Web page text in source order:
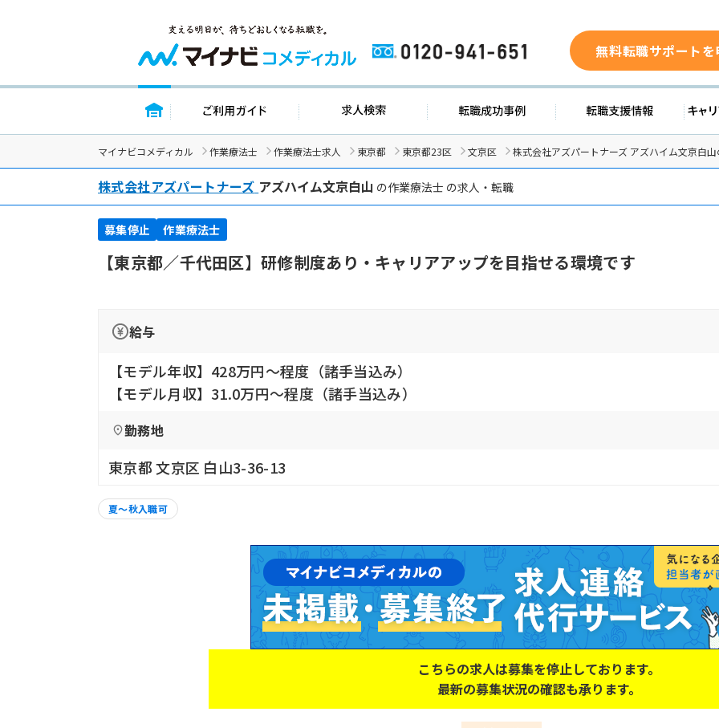
0120-941-651 無料転職サポート
トップページ ご利用ガイド 求人検索 転職成功事例 転職支
マイナビコメディカル 作業療法士 作業療法士求人 東京都 東京都23区 文京区 株式会社アズパートナーズ アズハイム文京白
株式会社アズパートナーズ アズハイム文京白山 の作業療法士 の求人・転職
募集停止 作業療法士
【東京都／千代田区】研修制度あり・キャリアアップを目指せる環境です
給与
【モデル年収】428万円〜程度（諸手当込み）
【モデル月収】31.0万円〜程度（諸手当込み）
勤務地
東京都 文京区 白山3-36-13
夏～秋入職可
こちらの求人は募集を停止しております。
最新の募集状況の確認も承ります。